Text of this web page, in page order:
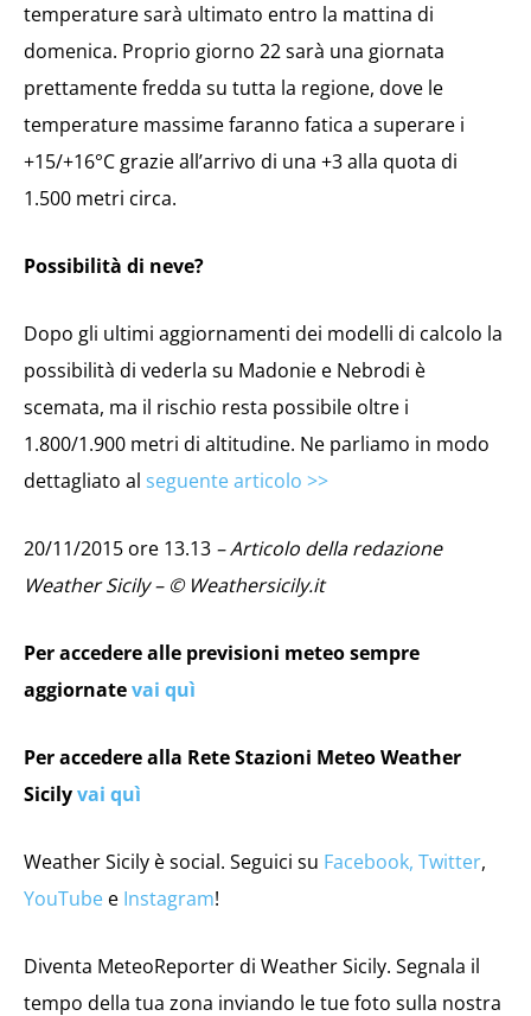
temperature sarà ultimato entro la mattina di
domenica. Proprio giorno 22 sarà una giornata
prettamente fredda su tutta la regione, dove le
temperature massime faranno fatica a superare i
+15/+16°C grazie all’arrivo di una +3 alla quota di
1.500 metri circa.
Possibilità di neve?
Dopo gli ultimi aggiornamenti dei modelli di calcolo la
possibilità di vederla su Madonie e Nebrodi è
scemata, ma il rischio resta possibile oltre i
1.800/1.900 metri di altitudine. Ne parliamo in modo
dettagliato al seguente articolo >>
20/11/2015 ore 13.13 – Articolo della redazione
Weather Sicily – © Weathersicily.it
Per accedere alle previsioni meteo sempre
aggiornatevai quì
Per accedere alla Rete Stazioni Meteo Weather
Sicilyvai quì
Weather Sicily è social. Seguici su Facebook, Twitter,
YouTube e Instagram!
Diventa MeteoReporter di Weather Sicily. Segnala il
tempo della tua zona inviando le tue foto sulla nostra